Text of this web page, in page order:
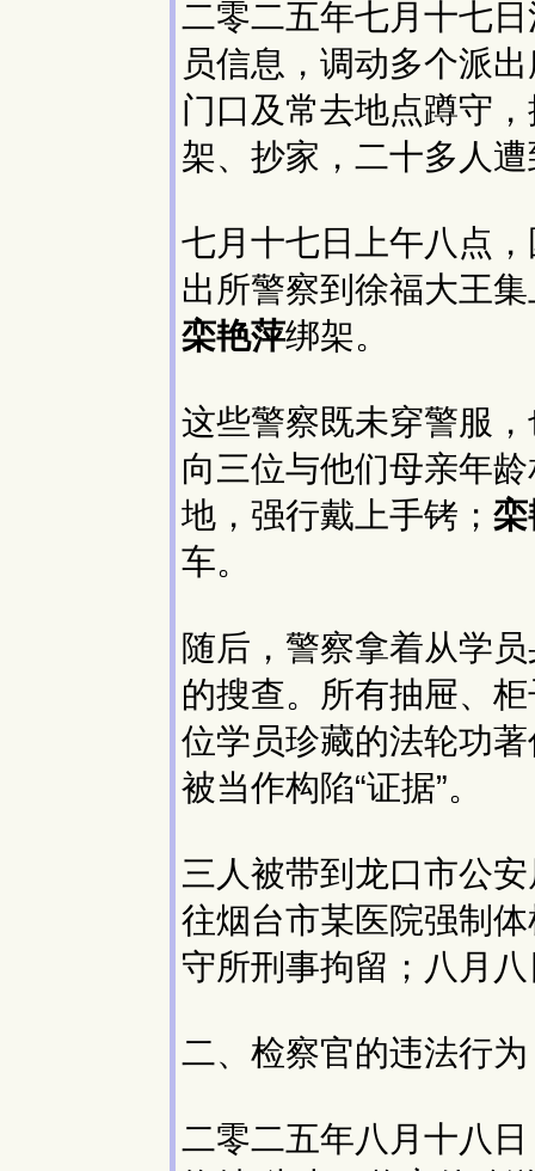
二零二五年七月十七
员信息，调动多个派
门口及常去地点蹲守
架、抄家，二十多人
七月十七日上午八点
出所警察到徐福大王
栾艳萍绑架。
这些警察既未穿警服
向三位与他们母亲年
地，强行戴上手铐；
车。
随后，警察拿着从学
的搜查。所有抽屉、
位学员珍藏的法轮功
被当作构陷“证据”。
三人被带到龙口市公
往烟台市某医院强制
守所刑事拘留；八月
二、检察官的违法行为
二零二五年八月十八